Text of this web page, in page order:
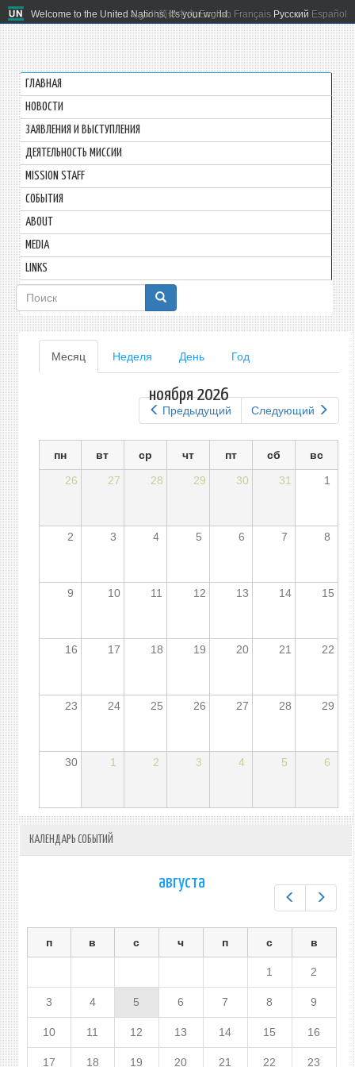
Welcome to the United Nations. It's your world.
العربية 简体中文 English Français Русский Español
ГЛАВНАЯ
HОВОСТИ
ЗАЯВЛЕНИЯ И ВЫСТУПЛЕНИЯ
ДЕЯТЕЛЬНОСТЬ МИССИИ
MISSION STAFF
СОБЫТИЯ
ABOUT
MEDIA
LINKS
Форма
поиска
Главные
вкладки
Месяц (активная
вкладка)
Неделя День Год
Предыдущий Следующий
ноября 2026
пн вт ср чт пт сб
вс
26
27 28 29 30 31 1
2 3 4 5 6 7 8
9 10 11 12 13 14 15
16 17 18 19 20 21 22
23 24 25 26 27 28 29
30 1 2 3 4 5 6
КАЛЕНДАРЬ СОБЫТИЙ
августа
п в с ч п с в
1 2
3 4 5 6 7 8 9
10 11 12 13 14 15 16
17 18 19 20 21 22 23